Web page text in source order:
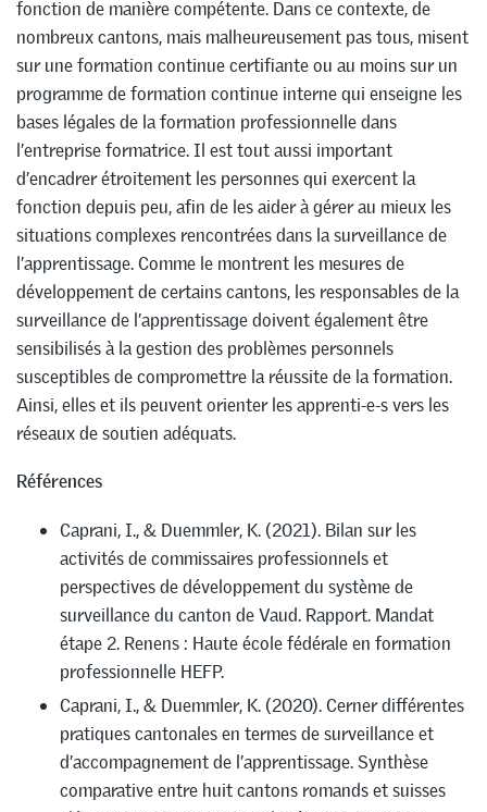
fonction de manière compétente. Dans ce contexte, de
nombreux cantons, mais malheureusement pas tous, misent
sur une formation continue certifiante ou au moins sur un
programme de formation continue interne qui enseigne les
bases légales de la formation professionnelle dans
l’entreprise formatrice. Il est tout aussi important
d’encadrer étroitement les personnes qui exercent la
fonction depuis peu, afin de les aider à gérer au mieux les
situations complexes rencontrées dans la surveillance de
l’apprentissage. Comme le montrent les mesures de
développement de certains cantons, les responsables de la
surveillance de l’apprentissage doivent également être
sensibilisés à la gestion des problèmes personnels
susceptibles de compromettre la réussite de la formation.
Ainsi, elles et ils peuvent orienter les apprenti-e-s vers les
réseaux de soutien adéquats.
Références
Caprani, I., & Duemmler, K. (2021). Bilan sur les
activités de commissaires professionnels et
perspectives de développement du système de
surveillance du canton de Vaud. Rapport. Mandat
étape 2. Renens : Haute école fédérale en formation
professionnelle HEFP.
Caprani, I., & Duemmler, K. (2020). Cerner différentes
pratiques cantonales en termes de surveillance et
d’accompagnement de l’apprentissage. Synthèse
comparative entre huit cantons romands et suisses